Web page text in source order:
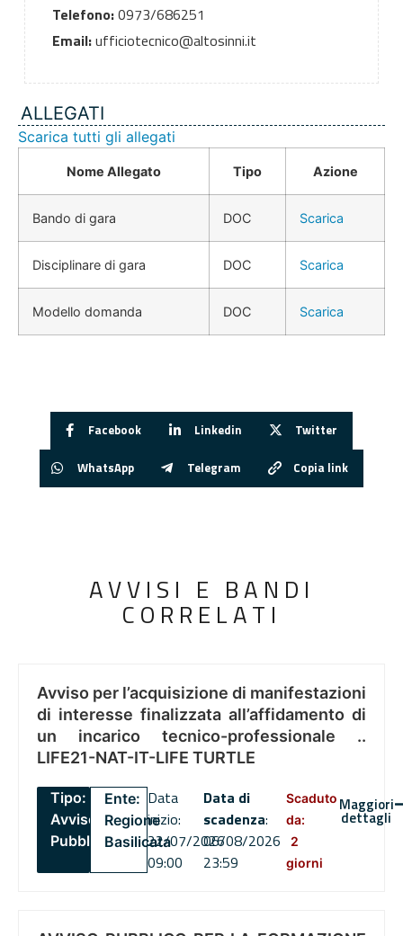
Telefono:0973/686251
Email:ufficiotecnico@altosinni.it
ALLEGATI
Scarica tutti gli allegati
Nome Allegato Tipo Azione
Bando di gara DOC Scarica
Disciplinare di gara DOC Scarica
Modello domanda DOC Scarica
Facebook Linkedin Twitter
WhatsApp Telegram Copia link
AVVISI E BANDI
CORRELATI
Avviso per l’acquisizione di manifestazioni
di interesse finalizzata all’affidamento di
un incarico tecnico-professionale ..
LIFE21-NAT-IT-LIFE TURTLE
Tipo:
Avviso
Pubblico
Ente:
Regione
Basilicata
Data
inizio:
22/07/2026
09:00
Data di
scadenza:
06/08/2026
23:59
Scaduto
da:
2
giorni
Maggiori
dettagli